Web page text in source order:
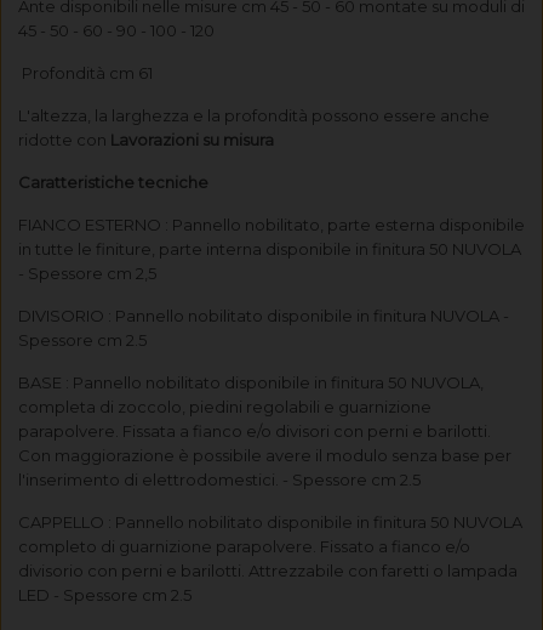
Ante disponibili nelle misure cm 45 - 50 - 60 montate su moduli di
45 - 50 - 60 - 90 - 100 - 120
Profondità cm 61
L'altezza, la larghezza e la profondità possono essere anche
ridotte con Lavorazioni su misura
Caratteristiche tecniche
FIANCO ESTERNO : Pannello nobilitato, parte esterna disponibile
in tutte le finiture, parte interna disponibile in finitura 50 NUVOLA
- Spessore cm 2,5
DIVISORIO : Pannello nobilitato disponibile in finitura NUVOLA -
Spessore cm 2.5
BASE : Pannello nobilitato disponibile in finitura 50 NUVOLA,
completa di zoccolo, piedini regolabili e guarnizione
parapolvere. Fissata a fianco e/o divisori con perni e barilotti.
Con maggiorazione è possibile avere il modulo senza base per
l'inserimento di elettrodomestici. - Spessore cm 2.5
CAPPELLO : Pannello nobilitato disponibile in finitura 50 NUVOLA
completo di guarnizione parapolvere. Fissato a fianco e/o
divisorio con perni e barilotti. Attrezzabile con faretti o lampada
LED - Spessore cm 2.5